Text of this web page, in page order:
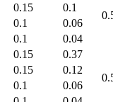
0.15
0.1
0.1
0.06
0.1 0.04
0.15
0.37
0.15
0.12
0.1
0.06